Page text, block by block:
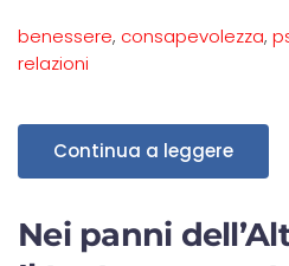
benessere, consapevolezza,
relazioni
Continua a leggere
Nei panni